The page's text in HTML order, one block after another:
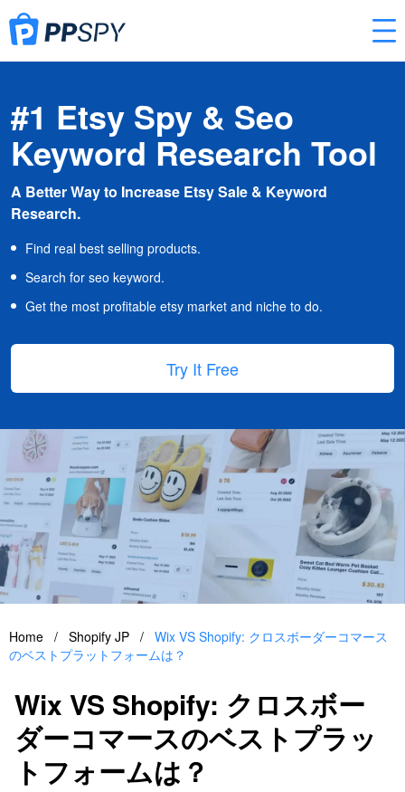
#1 Etsy Spy & Seo
Keyword Research Tool
A Better Way to Increase Etsy Sale & Keyword
Research.
Find real best selling products.
Search for seo keyword.
Get the most profitable etsy market and niche to do.
Try It Free
Home / Shopify JP / Wix VS Shopify: クロスボーダーコマース
のベストプラットフォームは？
Wix VS Shopify: クロスボー
ダーコマースのベストプラッ
トフォームは？